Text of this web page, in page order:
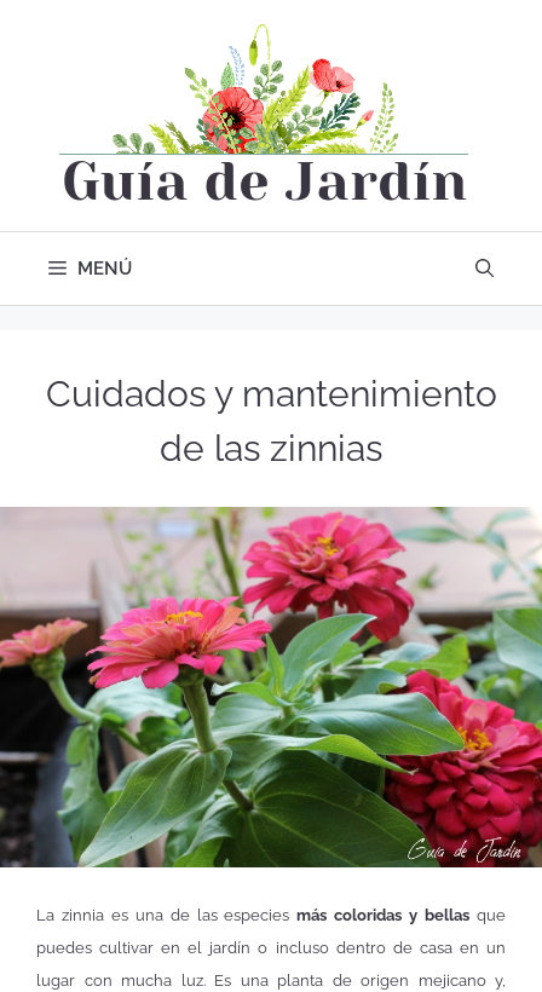
MENÚ
Cuidados y mantenimiento
de las zinnias
La zinnia es una de las especiesmás coloridas y bellas que
puedes cultivar en el jardín o incluso dentro de casa en un
lugar con mucha luz. Es una planta de origen mejicano y,